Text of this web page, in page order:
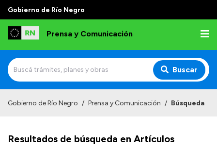
Gobierno de Río Negro
Prensa y Comunicación
Buscar
Autoridades
Gobierno de Río Negro / Prensa y Comunicación / Búsqueda
Resultados de búsqueda en Artículos